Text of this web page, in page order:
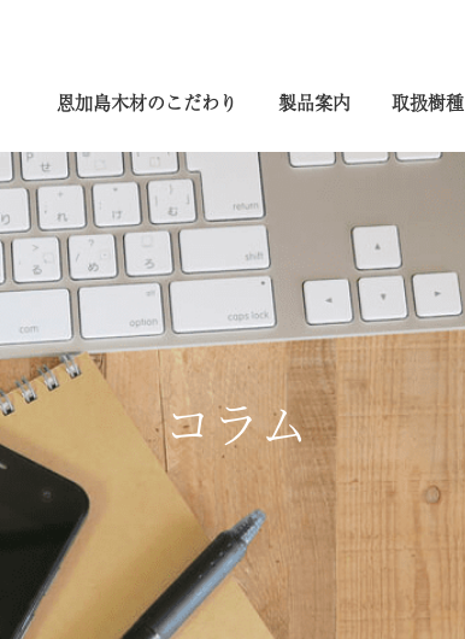
恩加島木材のこだわり 製品案内 取扱樹種
コラム